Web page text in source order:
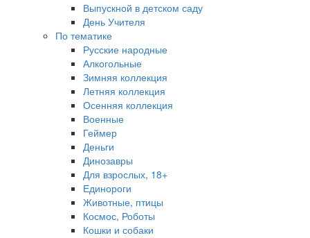
Выпускной в детском саду
День Учителя
По тематике
Русские народные
Алкогольные
Зимняя коллекция
Летняя коллекция
Осенняя коллекция
Военные
Геймер
Деньги
Динозавры
Для взрослых, 18+
Единороги
Животные, птицы
Космос, Роботы
Кошки и собаки